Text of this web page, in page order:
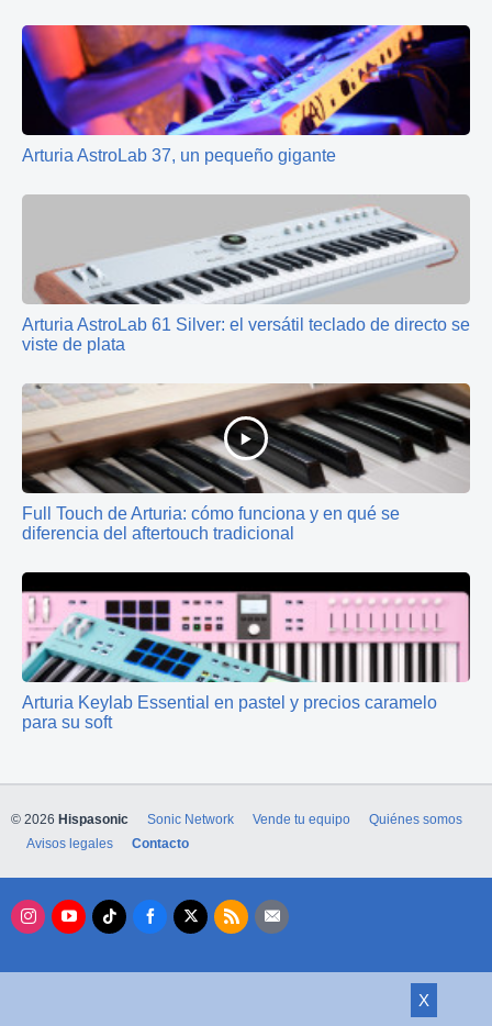
Arturia AstroLab 37, un pequeño gigante
Arturia AstroLab 61 Silver: el versátil teclado de directo se
viste de plata
Full Touch de Arturia: cómo funciona y en qué se
diferencia del aftertouch tradicional
Arturia Keylab Essential en pastel y precios caramelo
para su soft
X
© 2026 Hispasonic Sonic Network Vende tu equipo
Quiénes somos
Avisos legales
Contacto